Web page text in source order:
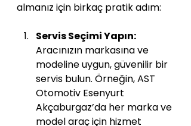
almanız için birkaç pratik adım:
Servis Seçimi Yapın:
Aracınızın markasına ve
modeline uygun, güvenilir bir
servis bulun. Örneğin, AST
Otomotiv Esenyurt
Akçaburgaz’da her marka ve
model araç için hizmet